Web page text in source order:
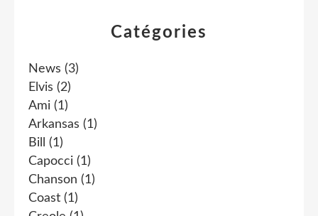
Catégories
News (3)
Elvis (2)
Ami (1)
Arkansas (1)
Bill
(1)
Capocci (1)
Chanson (1)
Coast (1)